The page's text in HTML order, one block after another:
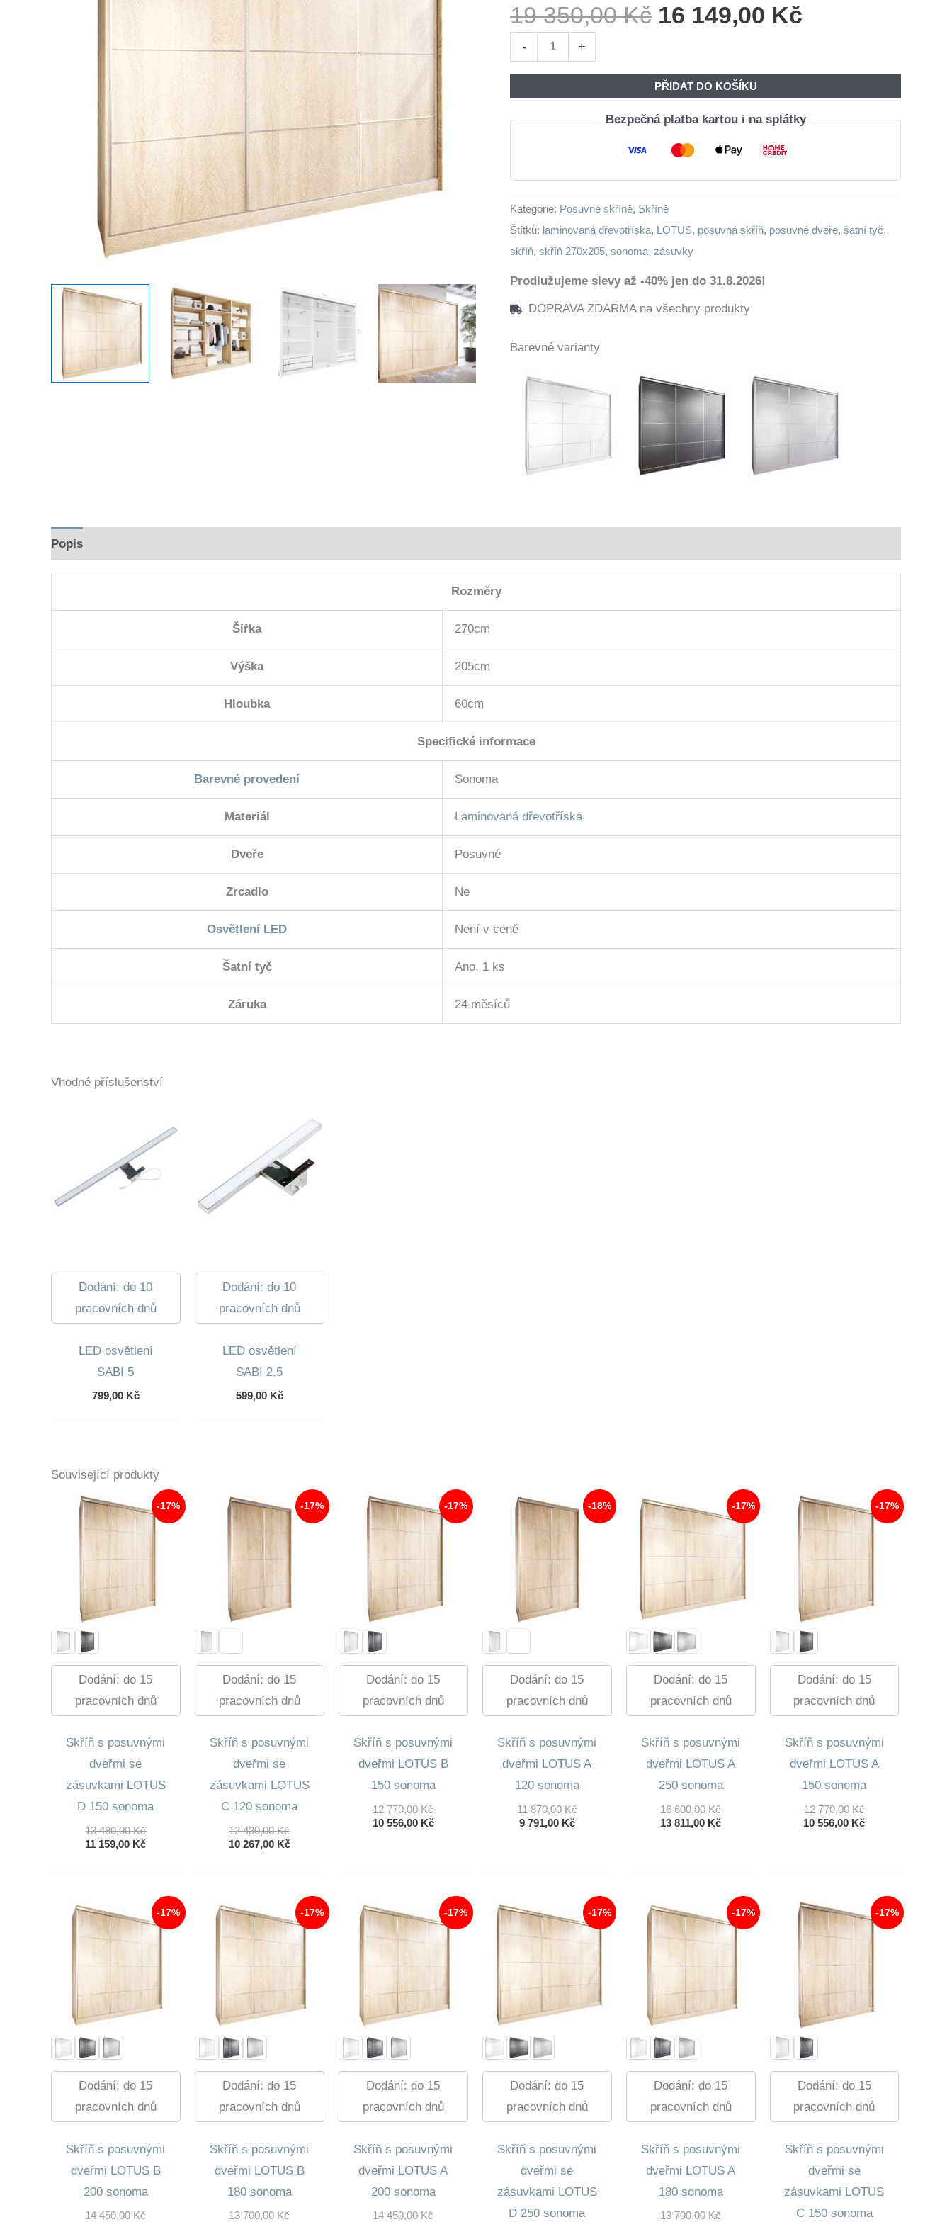
19 350,00Kč Původní
19
350,00 Kč.
16 149,00 Kč
149,00 Kč.
-
s
C
270
sonoma
množství
+
PŘIDAT DO KOŠÍKU
Bezpečná platba kartou i na splátky
Kategorie: Posuvné skříně, Skříně
Štítků: laminovaná dřevotříska, LOTUS, posuvná skříň, posuvné dveře, šatní tyč,
skříň, skříň 270x205, sonoma, zásuvky
Prodlužujeme slevy až -40% jen do 31.8.2026!
DOPRAVA ZDARMA na všechny produkty
Barevné varianty
Popis
Rozměry
Šířka 270cm
Výška 205cm
Hloubka 60cm
Specifické informace
Barevné provedení Sonoma
Materiál Laminovaná dřevotříska
Dveře Posuvné
Zrcadlo Ne
Osvětlení LED Není v ceně
Šatní tyč Ano, 1 ks
Záruka 24 měsíců
Vhodné příslušenství
Dodání: do 10
pracovních dnů
LED osvětlení
SABI 5
799,00 Kč
Dodání: do 10
pracovních dnů
LED osvětlení
SABI 2.5
599,00 Kč
Související produkty
-17%
Dodání: do 15
pracovních dnů
Skříň s posuvnými
dveřmi se
zásuvkami LOTUS
D 150 sonoma
13 480,00KčPůvodní
Cena
11 159,00 KčAktuální
159,00 Kč.
-17%
Dodání: do 15
pracovních dnů
Skříň s posuvnými
dveřmi se
zásuvkami LOTUS
C 120 sonoma
12 430,00KčPůvodní
Cena
10 267,00 KčAktuální
267,00 Kč.
-17%
Dodání: do 15
pracovních dnů
Skříň s posuvnými
dveřmi LOTUS B
150 sonoma
12 770,00KčPůvodní
Cena
10 556,00 KčAktuální
-18%
Dodání: do 15
pracovních dnů
Skříň s posuvnými
dveřmi LOTUS A
120 sonoma
11 870,00KčPůvodní
9 791,00 KčAktuální
-17%
Dodání: do 15
pracovních dnů
Skříň s posuvnými
dveřmi LOTUS A
250 sonoma
16 600,00KčPůvodní
Cena
13 811,00 KčAktuální
-17%
Dodání: do 15
pracovních dnů
Skříň s posuvnými
dveřmi LOTUS A
150 sonoma
12 770,00KčPůvodní
Cena
10 556,00 KčAktuální
-17%
Dodání: do 15
pracovních dnů
Skříň s posuvnými
dveřmi LOTUS B
200 sonoma
14 450,00KčPůvodní
-17%
Dodání: do 15
pracovních dnů
Skříň s posuvnými
dveřmi LOTUS B
180 sonoma
13 700,00KčPůvodní
-17%
Dodání: do 15
pracovních dnů
Skříň s posuvnými
dveřmi LOTUS A
200 sonoma
14 450,00KčPůvodní
-17%
Dodání: do 15
pracovních dnů
Skříň s posuvnými
dveřmi se
zásuvkami LOTUS
D 250 sonoma
-17%
Dodání: do 15
pracovních dnů
Skříň s posuvnými
dveřmi LOTUS A
180 sonoma
13 700,00KčPůvodní
-17%
Dodání: do 15
pracovních dnů
Skříň s posuvnými
dveřmi se
zásuvkami LOTUS
C 150 sonoma